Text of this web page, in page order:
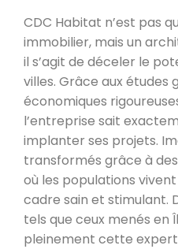
CDC Habitat n’est pas
immobilier, mais un
il s’agit de déceler le
villes. Grâce aux études
économiques
l’entreprise sait
implanter ses projets.
transformés grâce à
où les populations
cadre sain et stimulant.
tels que ceux menés
pleinement cette